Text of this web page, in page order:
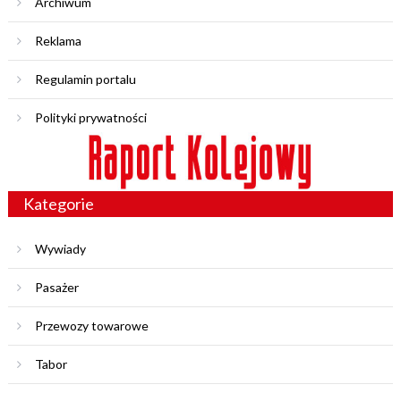
Reklama
Regulamin portalu
Polityki prywatności
Kategorie
Wywiady
Pasażer
Przewozy towarowe
Tabor